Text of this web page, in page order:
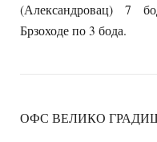
(Александровац) 7
Брзоходе по 3 бода.
ОФС ВЕЛИКО